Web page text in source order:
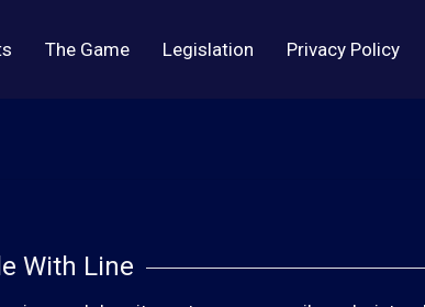
The Game Legislation Privacy Policy
With Line